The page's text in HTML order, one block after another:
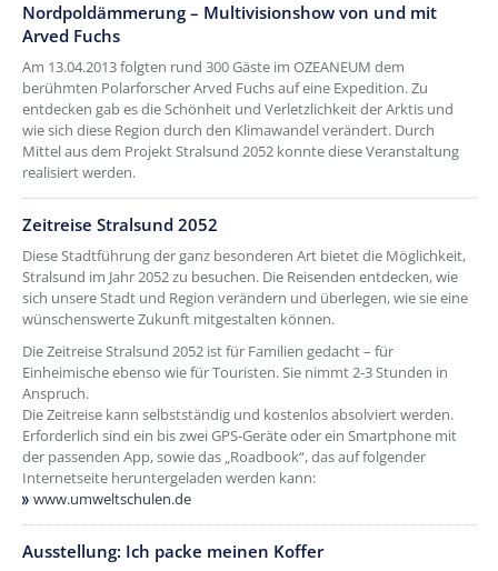
Nordpoldämmerung – Multivisionshow von und mit
Arved Fuchs
Am 13.04.2013 folgten rund 300 Gäste im OZEANEUM dem
berühmten Polarforscher Arved Fuchs auf eine Expedition. Zu
entdecken gab es die Schönheit und Verletzlichkeit der Arktis und
wie sich diese Region durch den Klimawandel verändert. Durch
Mittel aus dem Projekt Stralsund 2052 konnte diese Veranstaltung
realisiert werden.
Zeitreise Stralsund 2052
Diese Stadtführung der ganz besonderen Art bietet die Möglichkeit,
Stralsund im Jahr 2052 zu besuchen. Die Reisenden entdecken, wie
sich unsere Stadt und Region verändern und überlegen, wie sie eine
wünschenswerte Zukunft mitgestalten können.
Die Zeitreise Stralsund 2052 ist für Familien gedacht – für
Einheimische ebenso wie für Touristen. Sie nimmt 2-3 Stunden in
Anspruch.
Die Zeitreise kann selbstständig und kostenlos absolviert werden.
Erforderlich sind ein bis zwei GPS-Geräte oder ein Smartphone mit
der passenden App, sowie das „Roadbook“, das auf folgender
Internetseite heruntergeladen werden kann:
www.umweltschulen.de
Ausstellung: Ich packe meinen Koffer